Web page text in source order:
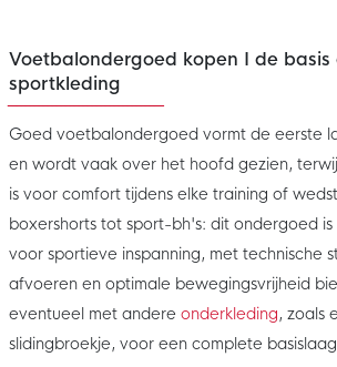
Voetbalondergoed kopen I de basis
sportkleding
Goed voetbalondergoed vormt de eerste
en wordt vaak over het hoofd gezien,
is voor comfort tijdens elke training of
boxershorts tot sport-bh's: dit ondergoed
voor sportieve inspanning, met technische
afvoeren en optimale bewegingsvrijheid
eventueel met andere onderkleding, zoals
slidingbroekje, voor een complete